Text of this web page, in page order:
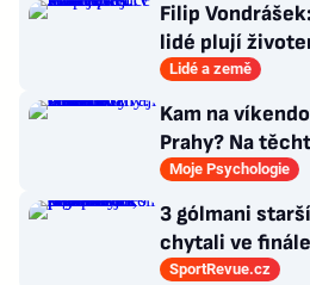
Filip
lidé plují
věci tolik neřeší
Lidé a země
Kam na
Prahy? Na
dlouhou
Moje Psychologie
3 gólmani
chytali ve
Všichni odešli
SportRevue.cz